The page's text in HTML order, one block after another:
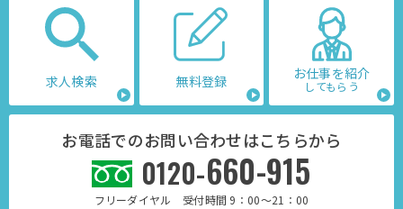
求人検索 無料登録 お仕事を紹介
してもらう
お電話でのお問い合わせはこちらから
0120-660-915
フリーダイヤル 受付時間 9：00～21：00